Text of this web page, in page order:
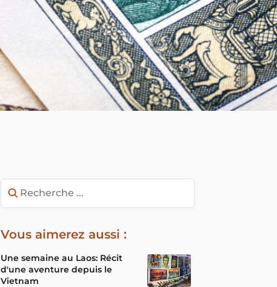
Vous aimerez aussi :
Une semaine au Laos: Récit
d'une aventure depuis le
Vietnam